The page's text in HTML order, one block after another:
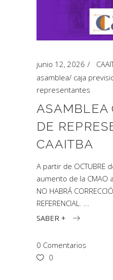
junio 12, 2026
asamblea/ caja
representantes
ASAMBLEA
DE
CAAITBA
A partir de OCTUBRE
aumento de la CMAO
NO HABRÁ
REFERENCIAL.
SABER +
0 Comentarios
0